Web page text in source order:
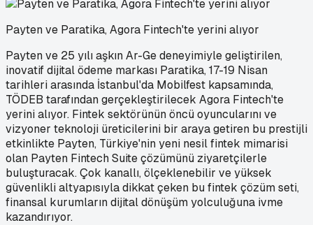
Payten ve Paratika, Agora Fintech'te yerini alıyor
Payten ve 25 yılı aşkın Ar-Ge deneyimiyle geliştirilen,
inovatif dijital ödeme markası Paratika, 17-19 Nisan
tarihleri arasında İstanbul'da Mobilfest kapsamında,
TÖDEB tarafından gerçekleştirilecek Agora Fintech'te
yerini alıyor. Fintek sektörünün öncü oyuncularını ve
vizyoner teknoloji üreticilerini bir araya getiren bu prestijli
etkinlikte Payten, Türkiye'nin yeni nesil fintek mimarisi
olan Payten Fintech Suite çözümünü ziyaretçilerle
buluşturacak. Çok kanallı, ölçeklenebilir ve yüksek
güvenlikli altyapısıyla dikkat çeken bu fintek çözüm seti,
finansal kurumların dijital dönüşüm yolculuğuna ivme
kazandırıyor.